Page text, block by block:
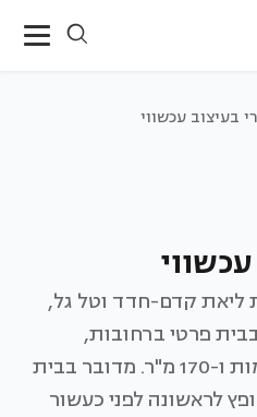
בעיצוב עכשווי
ליאת קדם-חדד וטל גל,
פרטי ברחובות,
המשתרע על פני שלוש קומות ו-170 מ"ר. מדובר בבית
לראשונה לפני כעשור